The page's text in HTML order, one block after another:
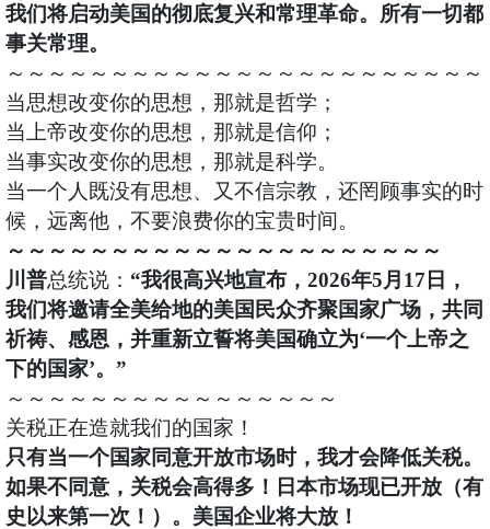
我们将启动美国的彻底复兴和常理革命。所有一切都
事关常理。
～～～～～～～～～～～～～～～～～～～～～～～
当思想改变你的思想，那就是哲学；
当上帝改变你的思想，那就是信仰；
当事实改变你的思想，那就是科学。
当一个人既没有思想、又不信宗教，还罔顾事实的时
候，远离他，不要浪费你的宝贵时间。
～～～～～～～～～～～～～～～～～～～～～
川普总统说： “我很高兴地宣布，2026年5月17日，
我们将邀请全美给地的美国民众齐聚国家广场，共同
祈祷、感恩，并重新立誓将美国确立为‘一个上帝之
下的国家’。”
～～～～～～～～～～～～～～～～
关税正在造就我们的国家！
只有当一个国家同意开放市场时，我才会降低关税。
如果不同意，关税会高得多！日本市场现已开放（有
史以来第一次！）。美国企业将大放！